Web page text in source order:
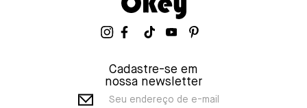
Cadastre-se em
nossa newsletter
Seu endereço de e-mail